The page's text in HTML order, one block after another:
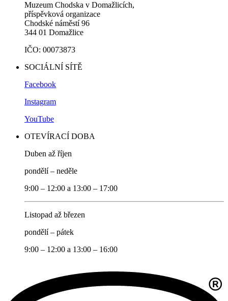
Muzeum Chodska v Domažlicích,
příspěvková organizace
Chodské náměstí 96
344 01 Domažlice
IČO: 00073873
SOCIÁLNÍ SÍTĚ
Facebook
Instagram
YouTube
OTEVÍRACÍ DOBA
Duben až říjen
pondělí – neděle
9:00 – 12:00 a 13:00 – 17:00
Listopad až březen
pondělí – pátek
9:00 – 12:00 a 13:00 – 16:00